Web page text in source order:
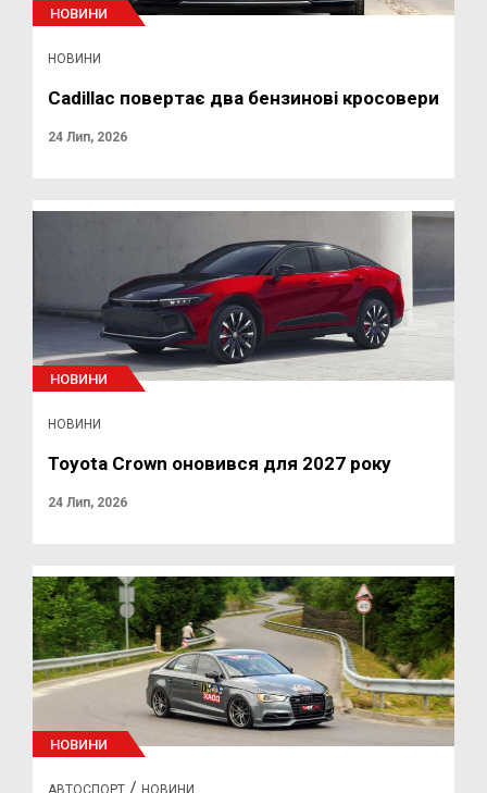
НОВИНИ
НОВИНИ
Cadillac повертає два бензинові кросовери
24 Лип, 2026
НОВИНИ
НОВИНИ
Toyota Crown оновився для 2027 року
24 Лип, 2026
НОВИНИ
АВТОСПОРТ / НОВИНИ